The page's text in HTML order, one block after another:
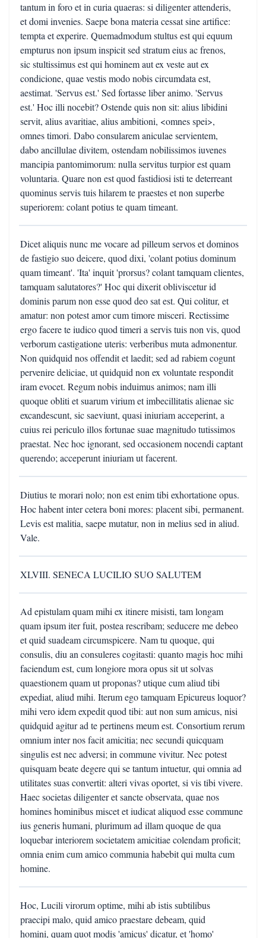
tantum in foro et in curia quaeras: si diligenter attenderis,
et domi invenies. Saepe bona materia cessat sine artifice:
tempta et experire. Quemadmodum stultus est qui equum
empturus non ipsum inspicit sed stratum eius ac frenos,
sic stultissimus est qui hominem aut ex veste aut ex
condicione, quae vestis modo nobis circumdata est,
aestimat. 'Servus est.' Sed fortasse liber animo. 'Servus
est.' Hoc illi nocebit? Ostende quis non sit: alius libidini
servit, alius avaritiae, alius ambitioni, <omnes spei>,
omnes timori. Dabo consularem aniculae servientem,
dabo ancillulae divitem, ostendam nobilissimos iuvenes
mancipia pantomimorum: nulla servitus turpior est quam
voluntaria. Quare non est quod fastidiosi isti te deterreant
quominus servis tuis hilarem te praestes et non superbe
superiorem: colant potius te quam timeant.
Dicet aliquis nunc me vocare ad pilleum servos et dominos
de fastigio suo deicere, quod dixi, 'colant potius dominum
quam timeant'. 'Ita' inquit 'prorsus? colant tamquam clientes,
tamquam salutatores?' Hoc qui dixerit obliviscetur id
dominis parum non esse quod deo sat est. Qui colitur, et
amatur: non potest amor cum timore misceri. Rectissime
ergo facere te iudico quod timeri a servis tuis non vis, quod
verborum castigatione uteris: verberibus muta admonentur.
Non quidquid nos offendit et laedit; sed ad rabiem cogunt
pervenire deliciae, ut quidquid non ex voluntate respondit
iram evocet. Regum nobis induimus animos; nam illi
quoque obliti et suarum virium et imbecillitatis alienae sic
excandescunt, sic saeviunt, quasi iniuriam acceperint, a
cuius rei periculo illos fortunae suae magnitudo tutissimos
praestat. Nec hoc ignorant, sed occasionem nocendi captant
querendo; acceperunt iniuriam ut facerent.
Diutius te morari nolo; non est enim tibi exhortatione opus.
Hoc habent inter cetera boni mores: placent sibi, permanent.
Levis est malitia, saepe mutatur, non in melius sed in aliud.
Vale.
XLVIII. SENECA LUCILIO SUO SALUTEM
Ad epistulam quam mihi ex itinere misisti, tam longam
quam ipsum iter fuit, postea rescribam; seducere me debeo
et quid suadeam circumspicere. Nam tu quoque, qui
consulis, diu an consuleres cogitasti: quanto magis hoc mihi
faciendum est, cum longiore mora opus sit ut solvas
quaestionem quam ut proponas? utique cum aliud tibi
expediat, aliud mihi. Iterum ego tamquam Epicureus loquor?
mihi vero idem expedit quod tibi: aut non sum amicus, nisi
quidquid agitur ad te pertinens meum est. Consortium rerum
omnium inter nos facit amicitia; nec secundi quicquam
singulis est nec adversi; in commune vivitur. Nec potest
quisquam beate degere qui se tantum intuetur, qui omnia ad
utilitates suas convertit: alteri vivas oportet, si vis tibi vivere.
Haec societas diligenter et sancte observata, quae nos
homines hominibus miscet et iudicat aliquod esse commune
ius generis humani, plurimum ad illam quoque de qua
loquebar interiorem societatem amicitiae colendam proficit;
omnia enim cum amico communia habebit qui multa cum
homine.
Hoc, Lucili virorum optime, mihi ab istis subtilibus
praecipi malo, quid amico praestare debeam, quid
homini, quam quot modis 'amicus' dicatur, et 'homo'